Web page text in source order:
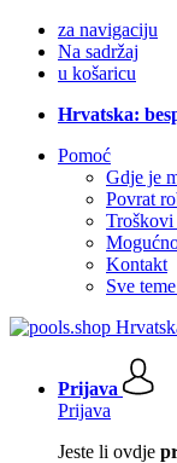
za navigaciju
Na sadržaj
u košaricu
Hrvatska:
Pomoć
Gdje je
Povrat
Troškovi
Kontakt
Sve
Prijava
Prijava
Jeste li ovdje